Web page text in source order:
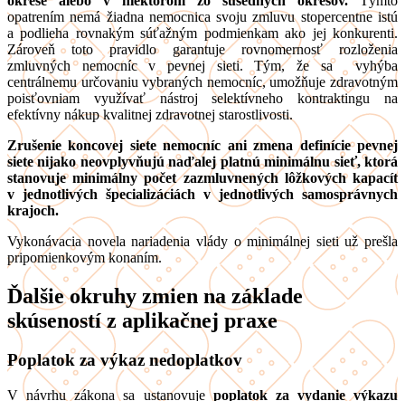
opatrením nemá žiadna nemocnica svoju zmluvu stopercentne istú
a podlieha rovnakým súťažným podmienkam ako jej konkurenti.
Zároveň toto pravidlo garantuje rovnomernosť rozloženia
zmluvných nemocníc v pevnej sieti. Tým, že sa vyhýba
centrálnemu určovaniu vybraných nemocníc, umožňuje zdravotným
poisťovniam využívať nástroj selektívneho kontraktingu na
efektívny nákup kvalitnej zdravotnej starostlivosti.
Zrušenie koncovej siete nemocníc ani zmena definície pevnej
siete nijako neovplyvňujú naďalej platnú minimálnu sieť, ktorá
stanovuje minimálny počet zazmluvnených lôžkových kapacít
v jednotlivých špecializáciách v jednotlivých samosprávnych
krajoch.
Vykonávacia novela nariadenia vlády o minimálnej sieti už prešla
pripomienkovým konaním.
Ďalšie okruhy zmien na základe
skúseností z aplikačnej praxe
Poplatok za výkaz nedoplatkov
V návrhu zákona sa ustanovujepoplatok za vydanie výkazu